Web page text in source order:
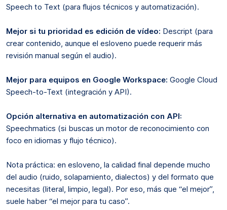
Speech to Text (para flujos técnicos y automatización).
Mejor si tu prioridad es edición de vídeo: Descript (para
crear contenido, aunque el esloveno puede requerir más
revisión manual según el audio).
Mejor para equipos en Google Workspace: Google Cloud
Speech-to-Text (integración y API).
Opción alternativa en automatización con API:
Speechmatics (si buscas un motor de reconocimiento con
foco en idiomas y flujo técnico).
Nota práctica: en esloveno, la calidad final depende mucho
del audio (ruido, solapamiento, dialectos) y del formato que
necesitas (literal, limpio, legal). Por eso, más que “el mejor”,
suele haber “el mejor para tu caso”.